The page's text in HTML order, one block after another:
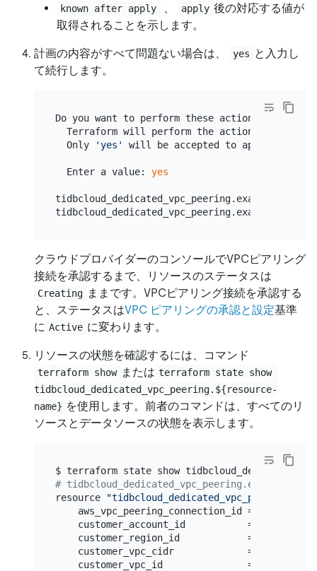
known after apply 、 apply 後の対応する値が
取得されることを示します。
計画の内容がすべて問題ない場合は、 yes と入力し
て続行します。
Do you want to perform these actions?
Terraform will perform the actions
  Only
'yes' will be accepted to approve.
  Enter a value:
yes
tidbcloud_dedicated_vpc_peering.example:
クラウドプロバイダーのコンソールでVPCピアリング
接続を承認するまで、リソースのステータスは
Creating ままです。VPCピアリング接続を承認する
と、ステータスはVPC ピアリングの承認と設定基準
に Active に変わります。
リソースの状態を確認するには、コマンド
terraform show または terraform state show
tidbcloud_dedicated_vpc_peering.${resource-
name} を使用します。前者のコマンドは、すべてのリ
ソースとデータソースの状態を表示します。
# tidbcloud_dedicated_vpc_peering.example:
resource
"tidbcloud_dedicated_vpc_peering"
    aws_vpc_peering_connection_id =
    customer_account_id           =
    customer_region_id            =
    customer_vpc_cidr             =
    customer_vpc_id               =